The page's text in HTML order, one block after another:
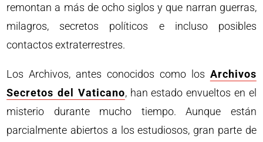
remontan a más de ocho siglos y que narran guerras,
milagros, secretos políticos e incluso posibles
contactos extraterrestres.
Los Archivos, antes conocidos como los Archivos
Secretos del Vaticano, han estado envueltos en el
misterio durante mucho tiempo. Aunque están
parcialmente abiertos a los estudiosos, gran parte de